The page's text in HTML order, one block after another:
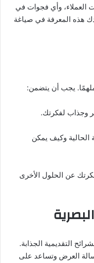
العملاء، وأي فجوات في
هذه المعرفة في صياغة
يجب أن يتضمن:
وجذاب لفكرتك.
وكيف يمكن
عن الحلول الأخرى
التقديمية الجذابة.
العرض وتساعد على